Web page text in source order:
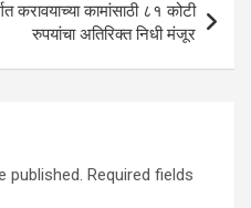
करावयाच्या कामांसाठी ८१ कोटी
रुपयांचा अतिरिक्त निधी मंजूर
published. Required fields